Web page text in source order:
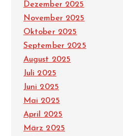
Dezember 2025
November 2025
Oktober 2025
September 2025
August 2025
Juli 2025
Juni 2025
Mai 2025
April 2025
März 2025